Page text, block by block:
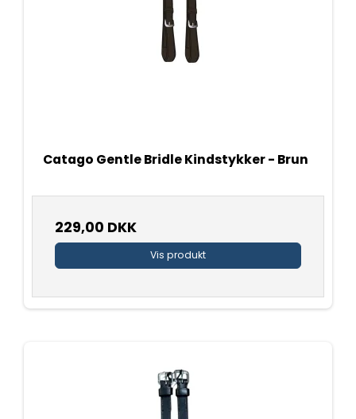
Catago Gentle Bridle Kindstykker - Brun
229,00 DKK
Vis produkt